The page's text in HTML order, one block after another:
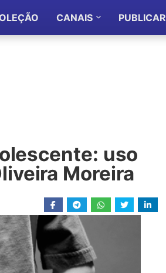
CANAIS PUBLICAR
uso
Moreira